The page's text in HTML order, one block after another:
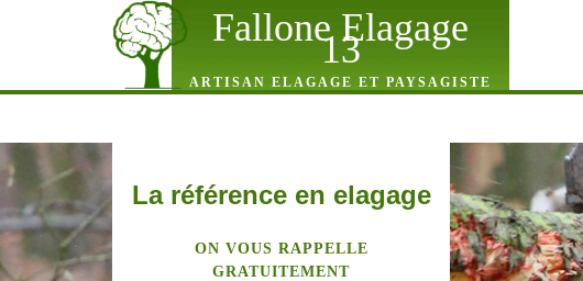
Fallone Elagage
13
ARTISAN ELAGAGE ET PAYSAGISTE
La référence en elagage
ON VOUS RAPPELLE
GRATUITEMENT